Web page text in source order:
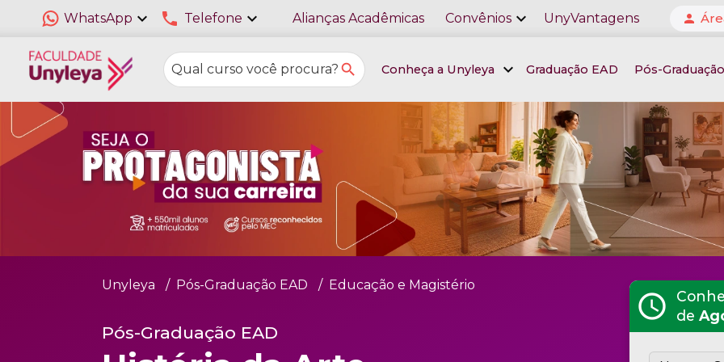
WhatsApp expand_more phone Telefone expand_more Alianças Acadêmicas Convênios expand_more UnyVantagens person
Conheça a Unyleya expand_more Graduação EAD Pós-
Unyleya Pós-Graduação EAD Educação e Magistério
Pós-Graduação EAD
schedule
de